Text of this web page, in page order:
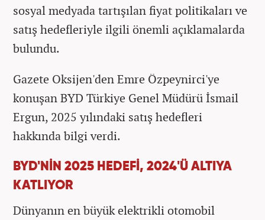
sosyal medyada tartışılan fiyat politikaları ve
satış hedefleriyle ilgili önemli açıklamalarda
bulundu.
Gazete Oksijen'den Emre Özpeynirci'ye
konuşan BYD Türkiye Genel Müdürü İsmail
Ergun, 2025 yılındaki satış hedefleri
hakkında bilgi verdi.
BYD'NİN 2025 HEDEFİ, 2024'Ü ALTIYA
KATLIYOR
Dünyanın en büyük elektrikli otomobil